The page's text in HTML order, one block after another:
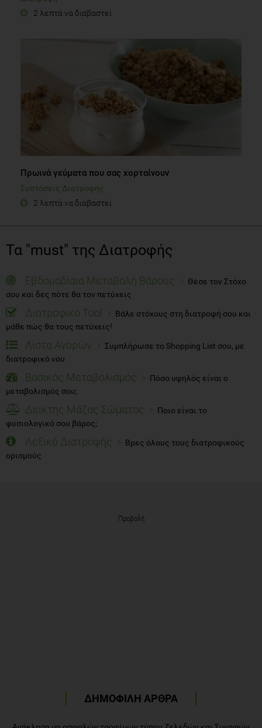
2 λεπτά να διαβαστεί
Πρωινά γεύματα που σας χορταίνουν
Συστάσεις Διατροφής
2 λεπτά να διαβαστεί
Τα "must" της Διατροφής
Εβδομαδίαια Μεταβολή Βάρους
Θέσε τον Στόχο
σου και δες πότε θα τον πετύχεις
Διατροφικό Tool
Βάλε στόχους στη διατροφή σου και
μάθε πώς θα τους πετύχεις!
Λίστα Αγορών
Συμπλήρωσε το Shopping List σου, με
διατροφικό νου
Βασικός Μεταβολισμός
Πόσο υψηλός είναι ο
μεταβολισμός σου;
Δείκτης Μάζας Σώματος
Ποιο είναι το
φυσιολογικό σου βάρος;
Λεξικό Διατροφής
Βρες όλους τους διατροφικούς
ορισμούς
Προβολή
ΔΗΜΟΦΙΛΗ ΑΡΘΡΑ